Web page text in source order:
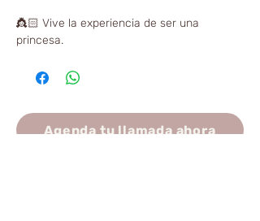
👸🏻 Vive la experiencia de ser una
princesa.
Agenda tu llamada ahora